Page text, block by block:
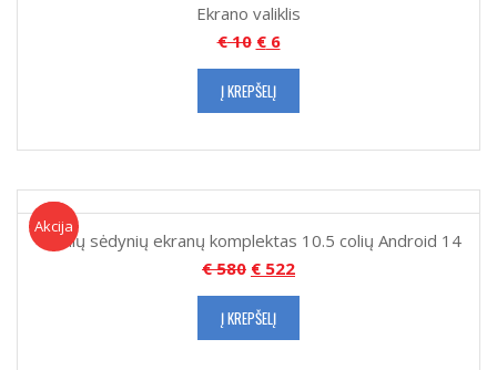
Ekrano valiklis
€10 €6
Į KREPŠELĮ
Akcija
Akcija!
Galinių sėdynių ekranų komplektas 10.5 colių Android 14
€580 € 522
Į KREPŠELĮ